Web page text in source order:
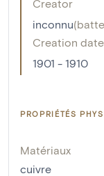
Creator
inconnu(
Creation date
1901 - 1910
PROPRIÉTÉS
Matériaux
cuivre